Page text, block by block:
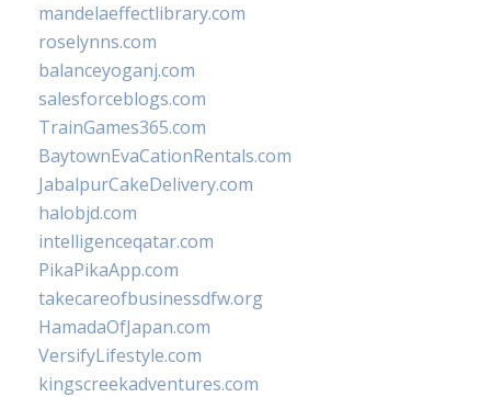
mandelaeffectlibrary.com
roselynns.com
balanceyoganj.com
salesforceblogs.com
TrainGames365.com
BaytownEvaCationRentals.com
JabalpurCakeDelivery.com
halobjd.com
intelligenceqatar.com
PikaPikaApp.com
takecareofbusinessdfw.org
HamadaOfJapan.com
VersifyLifestyle.com
kingscreekadventures.com